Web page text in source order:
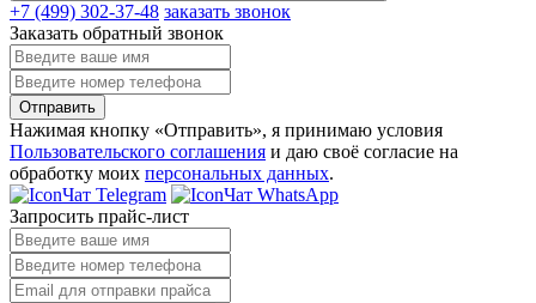
+7 (499) 302-37-48 заказать звонок
Заказать обратный звонок
Отправить
Нажимая кнопку «Отправить», я принимаю условия
Пользовательского соглашения и даю своё согласие на
обработку моих персональных данных.
Чат Telegram
Чат WhatsApp
Запросить прайс-лист